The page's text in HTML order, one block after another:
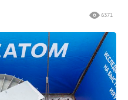
6371